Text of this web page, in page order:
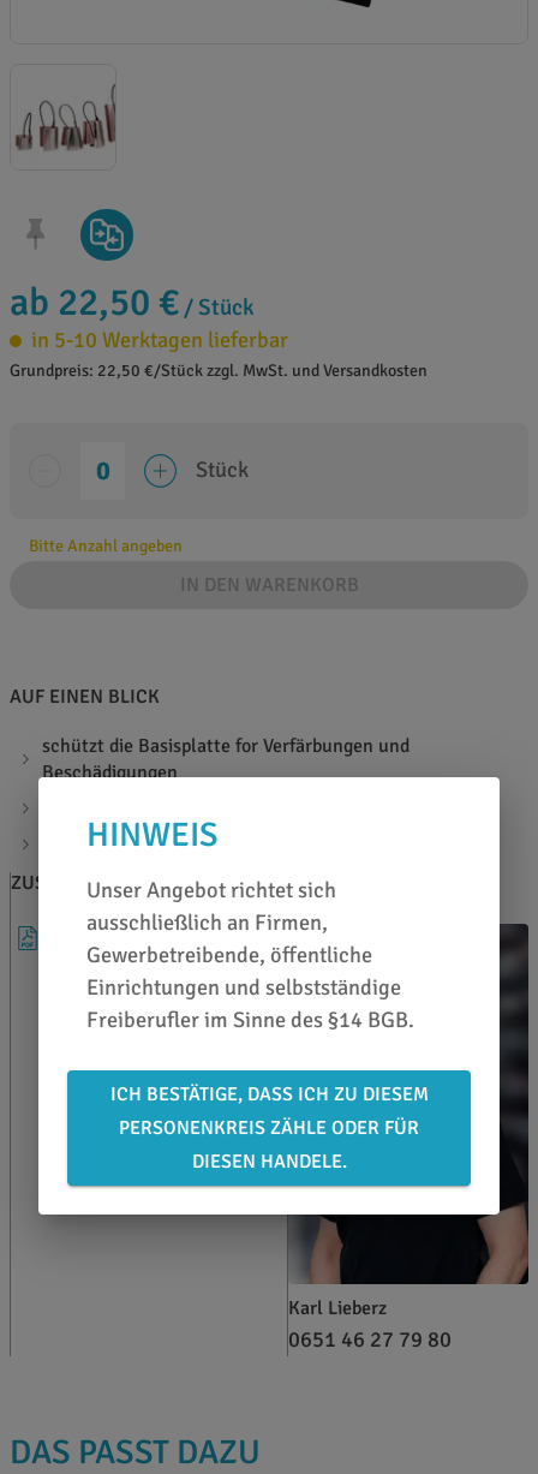
ab 22,50 € / Stück
in 5-10 Werktagen lieferbar
Grundpreis: 22,50 €/Stück zzgl. MwSt. und Versandkosten
Stück
Bitte Anzahl angeben
IN DEN WARENKORB
AUF EINEN BLICK
schützt die Basisplatte for Verfärbungen und
Beschädigungen
waschbar
ZUSATZINFOS
DATENBLATT
BERATEN LASSEN
Karl Lieberz
0651 46 27 79 80
DAS PASST DAZU
HINWEIS
Unser Angebot richtet sich
ausschließlich an Firmen,
Gewerbetreibende, öffentliche
Einrichtungen und selbstständige
Freiberufler im Sinne des §14 BGB.
ICH BESTÄTIGE, DASS ICH ZU DIESEM
PERSONENKREIS ZÄHLE ODER FÜR
DIESEN HANDELE.